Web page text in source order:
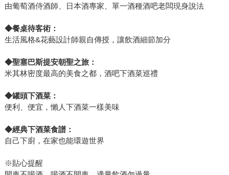
由葡萄酒侍酒師、日本酒專家、單一酒種酒吧老闆現身說法
◆餐桌待客術：
生活風格&花藝設計師親自傳授，讓飲酒細節加分
◆聖塞巴斯提安朝聖之旅：
米其林密度最高的美食之都，酒吧下酒菜巡禮
◆罐頭下酒菜：
便利、便宜，懶人下酒菜一樣美味
◆經典下酒菜食譜：
自己下廚，在家也能環遊世界
※貼心提醒